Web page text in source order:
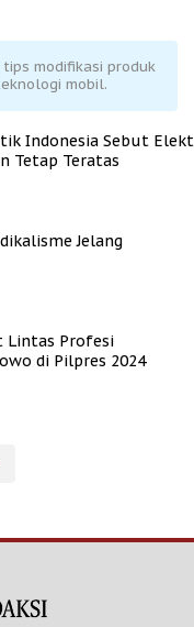
modifikasi produk
mobil.
Indonesia Sebut
Tetap Teratas
Jelang
Lintas Profesi
di Pilpres 2024